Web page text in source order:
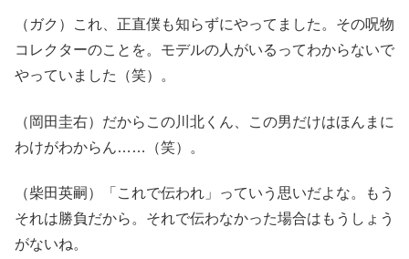
（ガク）これ、正直僕も知らずにやってました。その呪物
コレクターのことを。モデルの人がいるってわからないで
やっていました（笑）。
（岡田圭右）だからこの川北くん、この男だけはほんまに
わけがわからん……（笑）。
（柴田英嗣）「これで伝われ」っていう思いだよな。もう
それは勝負だから。それで伝わなかった場合はもうしょう
がないね。